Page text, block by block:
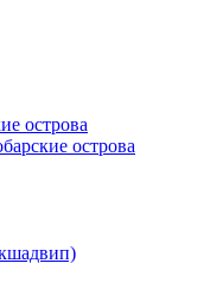
острова
острова